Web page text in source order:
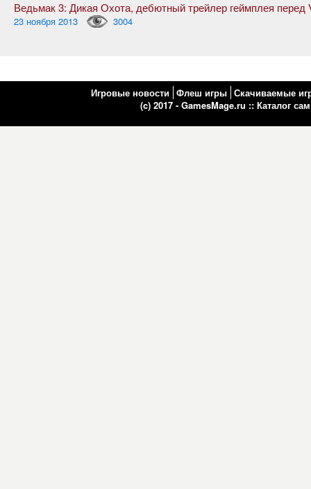
23 ноября 2013 3004
Игровые новости Флеш игры Скачиваемые
(c) 2017 - GamesMage.ru :: Каталог